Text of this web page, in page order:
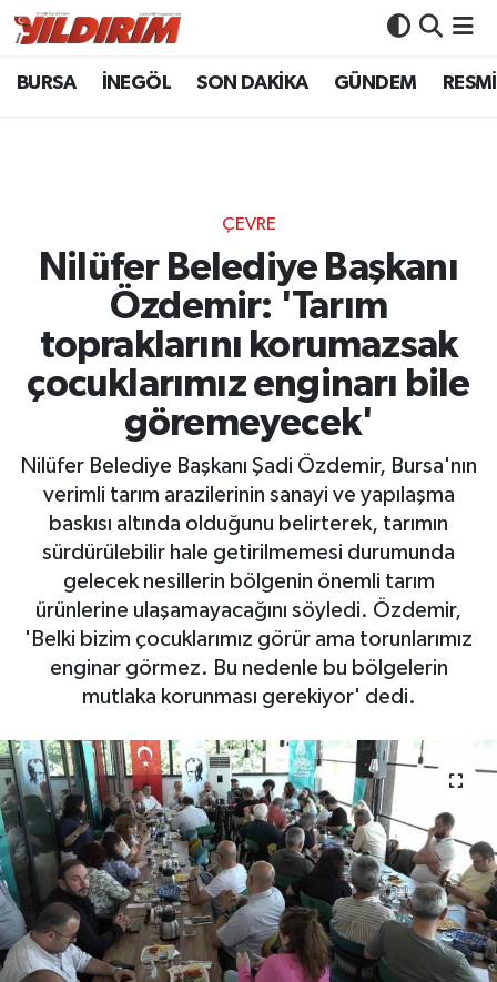
BURSA İNEGÖL SON DAKİKA GÜNDEM
ÇEVRE
Nilüfer Belediye Başkanı
Özdemir: 'Tarım
topraklarını korumazsak
çocuklarımız enginarı bile
göremeyecek'
Nilüfer Belediye Başkanı Şadi Özdemir, Bursa'nın
verimli tarım arazilerinin sanayi ve yapılaşma
baskısı altında olduğunu belirterek, tarımın
sürdürülebilir hale getirilmemesi durumunda
gelecek nesillerin bölgenin önemli tarım
ürünlerine ulaşamayacağını söyledi. Özdemir,
'Belki bizim çocuklarımız görür ama torunlarımız
enginar görmez. Bu nedenle bu bölgelerin
mutlaka korunması gerekiyor' dedi.
BURSA
GÜNDEM
RESMİ İLANLAR
KÖŞE YAZILARI
SİYASET
SPOR
Bursa Nöbetçi Eczaneler
Bursa Trafik Yoğunluk Haritası
Süper Lig Puan Durumu ve Fikstür
Tüm Manşetler
Son Dakika Haberleri
Haber Arşivi